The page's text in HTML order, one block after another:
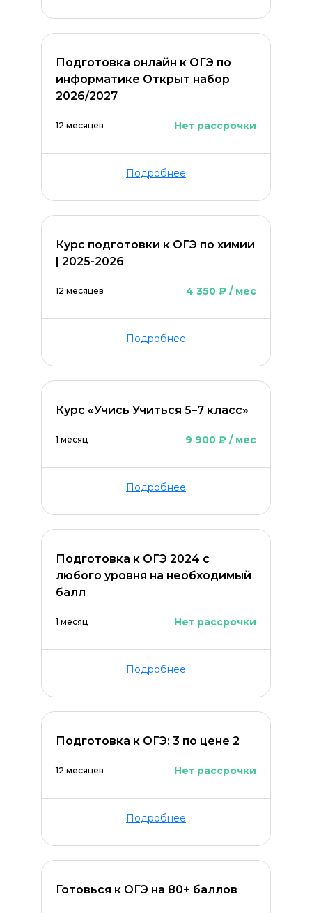
Подготовка онлайн к ОГЭ по
информатике Открыт набор
2026/2027
12 месяцев Нет рассрочки
Подробнее
Курс подготовки к ОГЭ по химии
| 2025-2026
12 месяцев 4 350 ₽ / мес
Подробнее
Курс «Учись Учиться 5–7 класс»
1 месяц 9 900 ₽ / мес
Подробнее
Подготовка к ОГЭ 2024 с
любого уровня на необходимый
балл
1 месяц Нет рассрочки
Подробнее
Подготовка к ОГЭ: 3 по цене 2
12 месяцев Нет рассрочки
Подробнее
Готовься к ОГЭ на 80+ баллов
Оставить комментарий